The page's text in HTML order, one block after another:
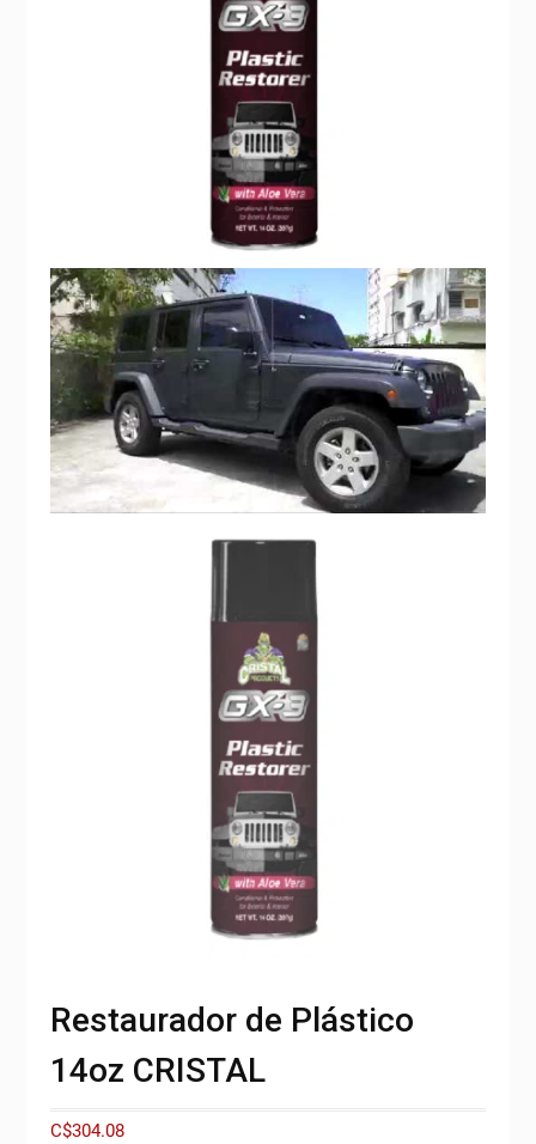
Restaurador de Plástico
14oz CRISTAL
C$304.08